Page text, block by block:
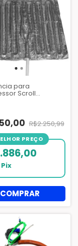
para
Scroll
24V - 56W -
R$2.250,99
Pix